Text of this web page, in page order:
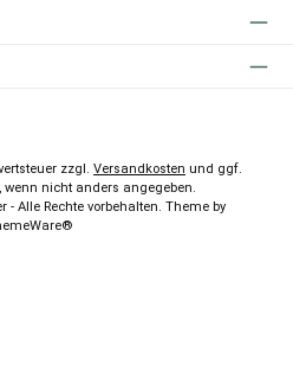
zzgl. Versandkosten und ggf.
nicht anders angegeben.
- Alle Rechte vorbehalten. Theme by